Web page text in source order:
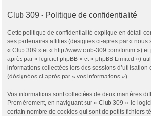
Club 309 - Politique de confidentialité
Cette politique de confidentialité explique en détail
ses partenaires affiliés (désignés ci-après par « nous
« Club 309 » et « http://www.club-309.com/forum »)
après par « logiciel phpBB » et « phpBB Limited »)
informations collectées lors des sessions d’utilisation
(désignées ci-après par « vos informations »).
Vos informations sont collectées de deux manières
Premièrement, en naviguant sur « Club 309 », le
certain nombre de cookies qui sont de petits fichiers